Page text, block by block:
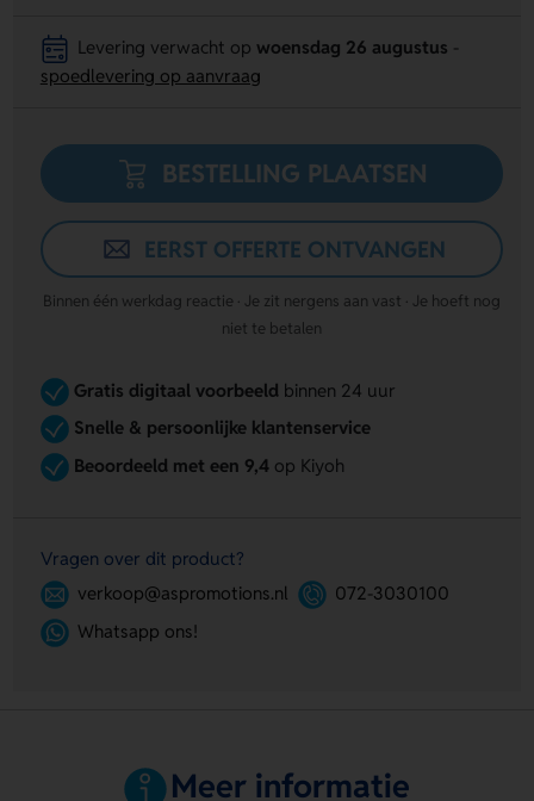
Levering verwacht op woensdag 26 augustus
spoedlevering op aanvraag
BESTELLING PLAATSEN
EERST OFFERTE ONTVANGEN
Binnen één werkdag reactie · Je zit nergens aan vast · Je hoeft nog
niet te betalen
Gratis digitaal voorbeeldbinnen 24 uur
Snelle & persoonlijke klantenservice
Beoordeeld met een 9,4op Kiyoh
Vragen over dit product?
verkoop@aspromotions.nl
072-3030100
Whatsapp ons!
Meer informatie